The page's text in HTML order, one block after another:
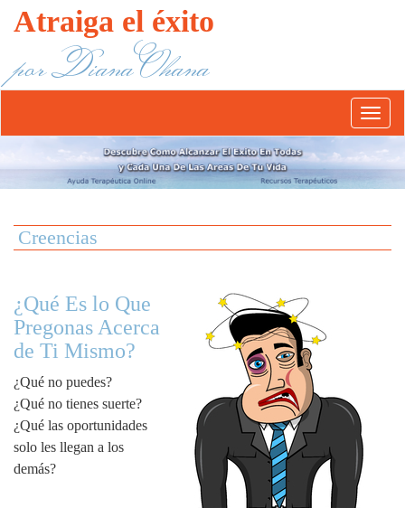
Atraiga el éxito
por Diana Ohana
Abrír/
el
menú
Creencias
¿Qué Es lo Que
Pregonas Acerca
de Ti Mismo?
¿Qué no puedes?
¿Qué no tienes suerte?
¿Qué las oportunidades
solo les llegan a los
demás?